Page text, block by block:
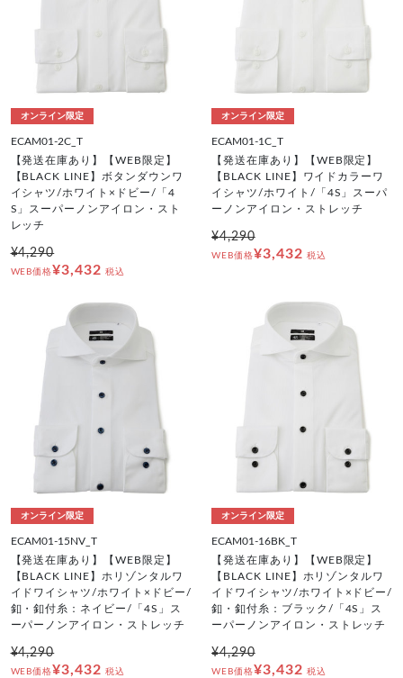
オンライン限定
ECAM01-2C_T
【発送在庫あり】【WEB限定】
【BLACK LINE】ボタンダウンワ
イシャツ/ホワイト×ドビー/「4
S」スーパーノンアイロン・スト
レッチ
¥4,290
WEB価格¥3,432 税込
オンライン限定
ECAM01-1C_T
【発送在庫あり】【WEB限定】
【BLACK LINE】ワイドカラーワ
イシャツ/ホワイト/「4S」スーパ
ーノンアイロン・ストレッチ
¥4,290
WEB価格¥3,432 税込
オンライン限定
ECAM01-15NV_T
【発送在庫あり】【WEB限定】
【BLACK LINE】ホリゾンタルワ
イドワイシャツ/ホワイト×ドビー/
釦・釦付糸：ネイビー/「4S」ス
ーパーノンアイロン・ストレッチ
¥4,290
WEB価格¥3,432 税込
オンライン限定
ECAM01-16BK_T
【発送在庫あり】【WEB限定】
【BLACK LINE】ホリゾンタルワ
イドワイシャツ/ホワイト×ドビー/
釦・釦付糸：ブラック/「4S」ス
ーパーノンアイロン・ストレッチ
¥4,290
WEB価格¥3,432 税込